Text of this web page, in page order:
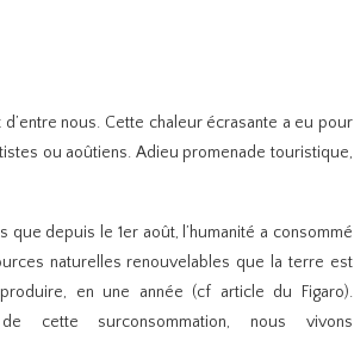
nous. Cette chaleur écrasante a eu pour
ou aoûtiens. Adieu promenade touristique,
que depuis le 1er août, l’humanité a consommé
naturelles renouvelables que la terre est
en une année (cf article du Figaro).
de cette surconsommation, nous vivons